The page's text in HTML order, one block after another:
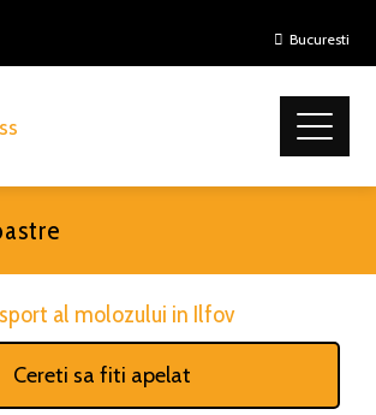
Bucuresti
al molozului in Ilfov
Cereti sa fiti apelat